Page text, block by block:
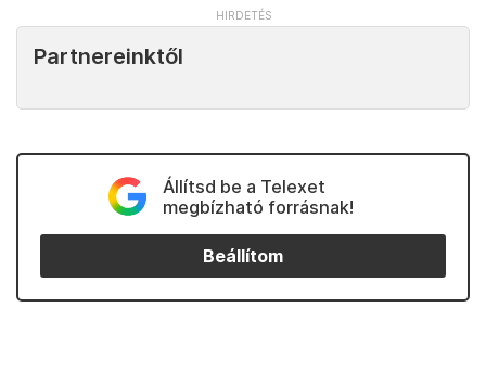
Partnereinktől
Állítsd be a Telexet
megbízható forrásnak!
Beállítom